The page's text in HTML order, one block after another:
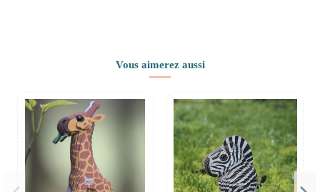
Vous aimerez aussi